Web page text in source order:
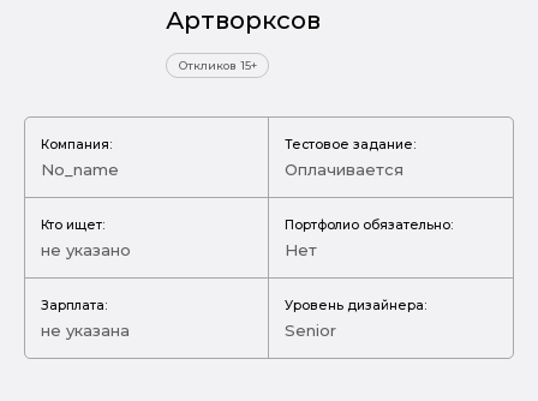
Артворксов
Откликов 15+
Компания:
No_name
Тестовое задание:
Оплачивается
Кто ищет:
не указано
Портфолио обязательно:
Нет
Зарплата:
не указана
Уровень дизайнера:
Senior